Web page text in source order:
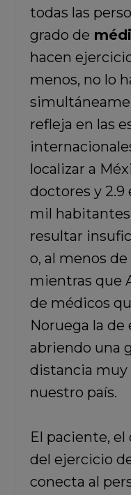
todas las
grado de
hacen
menos, no lo
refleja en las
localizar a
doctores y 2.9
mil
resultar
o, al menos
mientras que
de médicos
Noruega la de
abriendo una
distancia muy
nuestro país.
El paciente,
del ejercicio
conecta al